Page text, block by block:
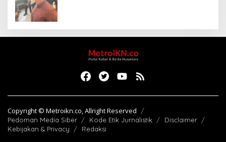
Copyright © Metroikn.co, Allright Reserved
Pedoman Media Siber Kode Etik Jurnalistik
Disclaimer
Kebijakan & Privacy
Redaksi